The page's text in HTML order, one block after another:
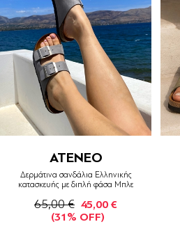
ATENEO
Δερμάτινα σανδάλια Ελληνικής
κατασκευής με διπλή φάσα Μπλε
65,00 € 45,00 €
(31% OFF)